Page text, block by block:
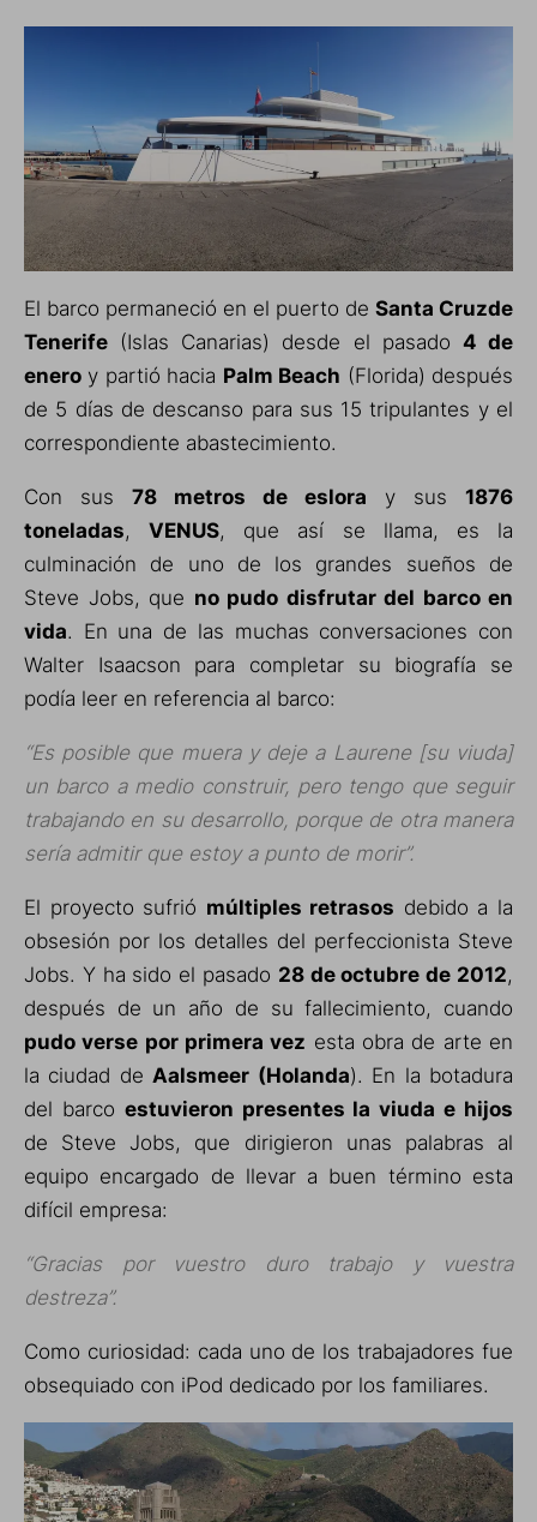
El barco permaneció en el puerto de Santa Cruzde
Tenerife (Islas Canarias) desde el pasado 4 de
enero y partió hacia Palm Beach (Florida) después
de 5 días de descanso para sus 15 tripulantes y el
correspondiente abastecimiento.
Con sus 78 metros de eslora y sus 1876
toneladas,VENUS, que así se llama, es la
culminación de uno de los grandes sueños de
Steve Jobs, que no pudo disfrutar del barco en
vida. En una de las muchas conversaciones con
Walter Isaacson para completar su biografía se
podía leer en referencia al barco:
“Es posible que muera y deje a Laurene [su viuda]
un barco a medio construir, pero tengo que seguir
trabajando en su desarrollo, porque de otra manera
sería admitir que estoy a punto de morir”.
El proyecto sufrió múltiples retrasos debido a la
obsesión por los detalles del perfeccionista Steve
Jobs. Y ha sido el pasado 28 de octubre de 2012,
después de un año de su fallecimiento, cuando
pudo verse por primera vez esta obra de arte en
la ciudad deAalsmeer (Holanda). En la botadura
del barco estuvieron presentes la viuda e hijos
de Steve Jobs, que dirigieron unas palabras al
equipo encargado de llevar a buen término esta
difícil empresa:
“Gracias por vuestro duro trabajo y vuestra
destreza”.
Como curiosidad: cada uno de los trabajadores fue
obsequiado con iPod dedicado por los familiares.